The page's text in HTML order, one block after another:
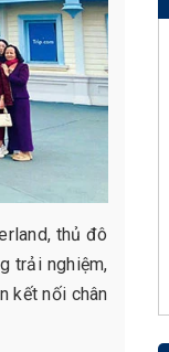
thủ đô
trải nghiệm,
kết nối chân